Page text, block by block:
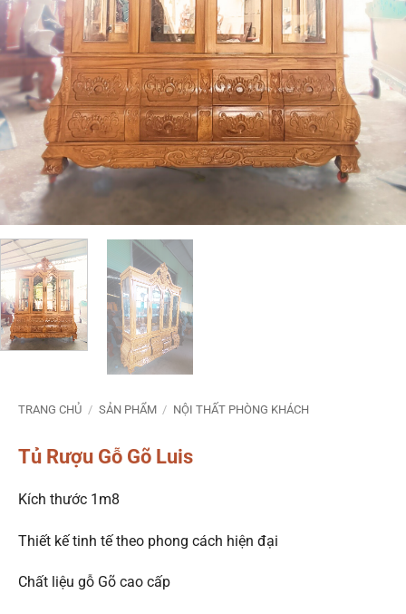
TRANG CHỦ / SẢN PHẨM / NỘI THẤT PHÒNG KHÁCH
Tủ Rượu Gỗ Gõ Luis
Kích thước 1m8
Thiết kế tinh tế theo phong cách hiện đại
Chất liệu gỗ Gõ cao cấp